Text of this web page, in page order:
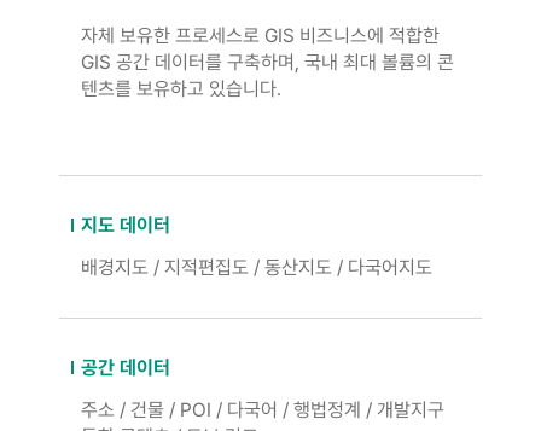
자체 보유한 프로세스로 GIS 비즈니스에 적합한
GIS 공간 데이터를 구축하며, 국내 최대 볼륨의 콘
텐츠를 보유하고 있습니다.
지도 데이터
배경지도 / 지적편집도 / 동산지도 / 다국어지도
공간 데이터
주소 / 건물 / POI / 다국어 / 행법정계 / 개발지구